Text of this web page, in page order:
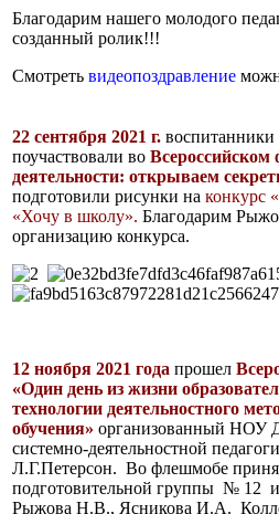
Благодарим нашего молодого
созданный ролик!!!
Смотреть видеопоздравление
22 сентября 2021 г.
поучаствовали во
деятельности: открываем
подготовили рисунки на конкурс
«Хочу в школу». Благодарим
организацию конкурса.
12 ноября 2021 года прошел
«Один день из жизни
технологии деятельностного
обучения» организованный НОУ
системно-деятельностной
Л.Г.Петерсон. Во флешмобе
подготовительной группы № 12
Рыжова Н.В., Ясникова И.А.